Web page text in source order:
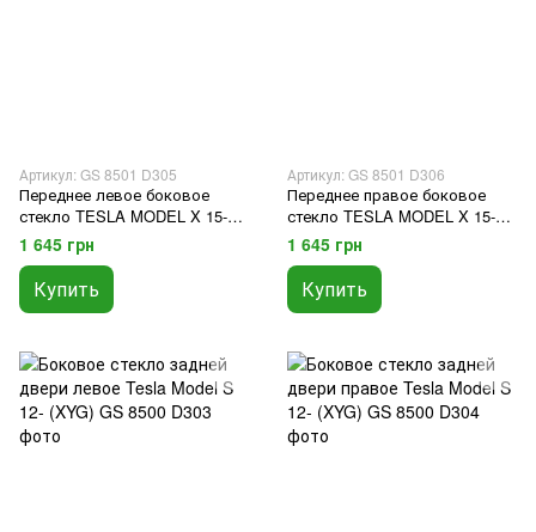
Артикул: GS 8501 D305
Переднее левое боковое
стекло TESLA MODEL X 15-
(XYG)
1 645 грн
Купить
Артикул: GS 8501 D306
Переднее правое боковое
стекло TESLA MODEL X 15-
(XYG)
1 645 грн
Купить